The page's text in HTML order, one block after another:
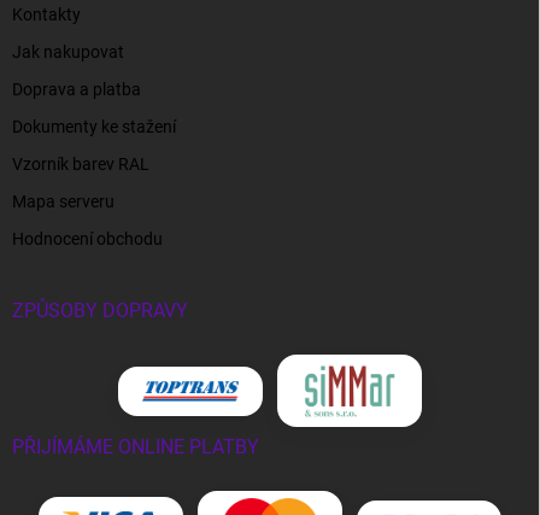
Kontakty
Jak nakupovat
Doprava a platba
Dokumenty ke stažení
Vzorník barev RAL
Mapa serveru
Hodnocení obchodu
ZPŮSOBY DOPRAVY
PŘIJÍMÁME ONLINE PLATBY